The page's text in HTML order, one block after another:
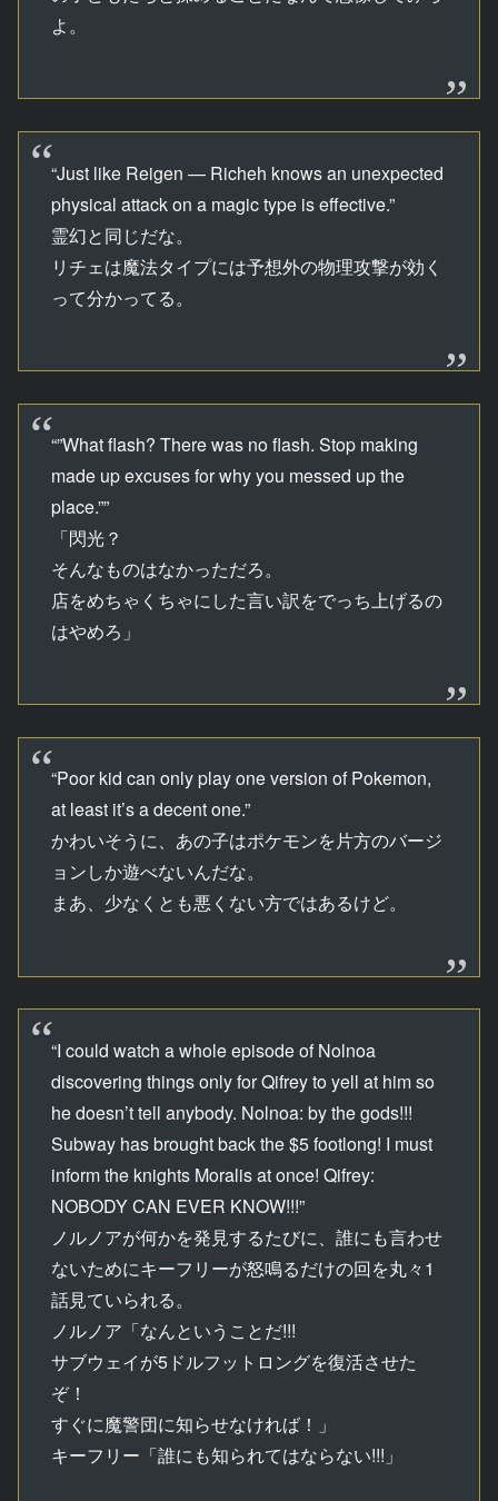
よ。
“Just like Reigen — Richeh knows an unexpected
physical attack on a magic type is effective.”
霊幻と同じだな。
リチェは魔法タイプには予想外の物理攻撃が効く
って分かってる。
“”What flash? There was no flash. Stop making
made up excuses for why you messed up the
place.””
「閃光？
そんなものはなかっただろ。
店をめちゃくちゃにした言い訳をでっち上げるの
はやめろ」
“Poor kid can only play one version of Pokemon,
at least it’s a decent one.”
かわいそうに、あの子はポケモンを片方のバージ
ョンしか遊べないんだな。
まあ、少なくとも悪くない方ではあるけど。
“I could watch a whole episode of Nolnoa
discovering things only for Qifrey to yell at him so
he doesn’t tell anybody. Nolnoa: by the gods!!!
Subway has brought back the $5 footlong! I must
inform the knights Moralis at once! Qifrey:
NOBODY CAN EVER KNOW!!!”
ノルノアが何かを発見するたびに、誰にも言わせ
ないためにキーフリーが怒鳴るだけの回を丸々1
話見ていられる。
ノルノア「なんということだ!!!
サブウェイが5ドルフットロングを復活させた
ぞ！
すぐに魔警団に知らせなければ！」
キーフリー「誰にも知られてはならない!!!」